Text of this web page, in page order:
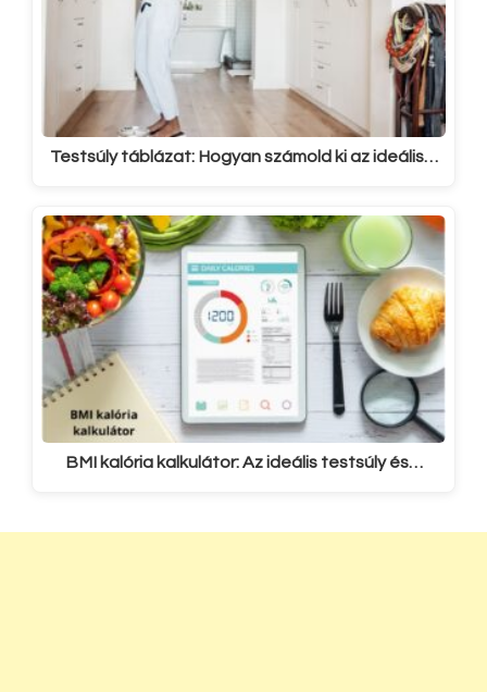
Testsúly táblázat: Hogyan számold ki az ideális…
BMI kalória kalkulátor: Az ideális testsúly és…